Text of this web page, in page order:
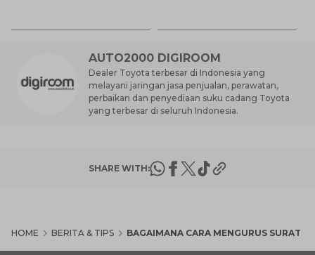
AUTO2000 DIGIROOM
Dealer Toyota terbesar di Indonesia yang
melayani jaringan jasa penjualan, perawatan,
perbaikan dan penyediaan suku cadang Toyota
yang terbesar di seluruh Indonesia.
SHARE WITH:
HOME BERITA & TIPS BAGAIMANA CARA MENGURUS SURAT